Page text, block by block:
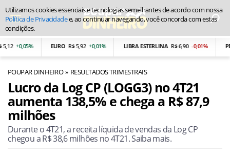
+0,05% EURO R$ 5,92 +0,01% LIBRA ESTERLINA R$ 6,90 -0,01%
POUPAR DINHEIRO RESULTADOS TRIMESTRAIS
Lucro da Log CP (LOGG3) no 4T21
aumenta 138,5% e chega a R$ 87,9
milhões
Durante o 4T21, a receita líquida de vendas da Log CP
chegou a R$ 38,6 milhões no 4T21. Saiba mais.
Utilizamos cookies essenciais e tecnologias semelhantes de acordo com nossa
Política de Privacidadee, ao continuar navegando, você concorda com estas
condições.